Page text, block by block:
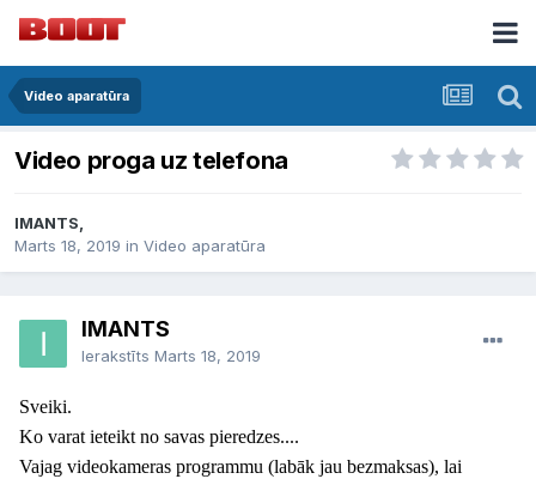
Video aparatūra
Video proga uz telefona
IMANTS,
Marts 18, 2019 in Video aparatūra
IMANTS
Ierakstīts Marts 18, 2019
Sveiki.
Ko varat ieteikt no savas pieredzes....
Vajag videokameras programmu (labāk jau bezmaksas), lai